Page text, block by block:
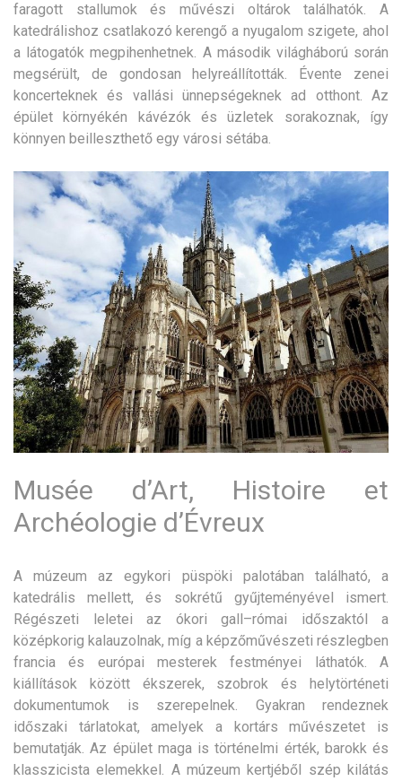
faragott stallumok és művészi oltárok találhatók. A
katedrálishoz csatlakozó kerengő a nyugalom szigete, ahol
a látogatók megpihenhetnek. A második világháború során
megsérült, de gondosan helyreállították. Évente zenei
koncerteknek és vallási ünnepségeknek ad otthont. Az
épület környékén kávézók és üzletek sorakoznak, így
könnyen beilleszthető egy városi sétába.
Musée d’Art, Histoire et
Archéologie d’Évreux
A múzeum az egykori püspöki palotában található, a
katedrális mellett, és sokrétű gyűjteményével ismert.
Régészeti leletei az ókori gall–római időszaktól a
középkorig kalauzolnak, míg a képzőművészeti részlegben
francia és európai mesterek festményei láthatók. A
kiállítások között ékszerek, szobrok és helytörténeti
dokumentumok is szerepelnek. Gyakran rendeznek
időszaki tárlatokat, amelyek a kortárs művészetet is
bemutatják. Az épület maga is történelmi érték, barokk és
klasszicista elemekkel. A múzeum kertjéből szép kilátás